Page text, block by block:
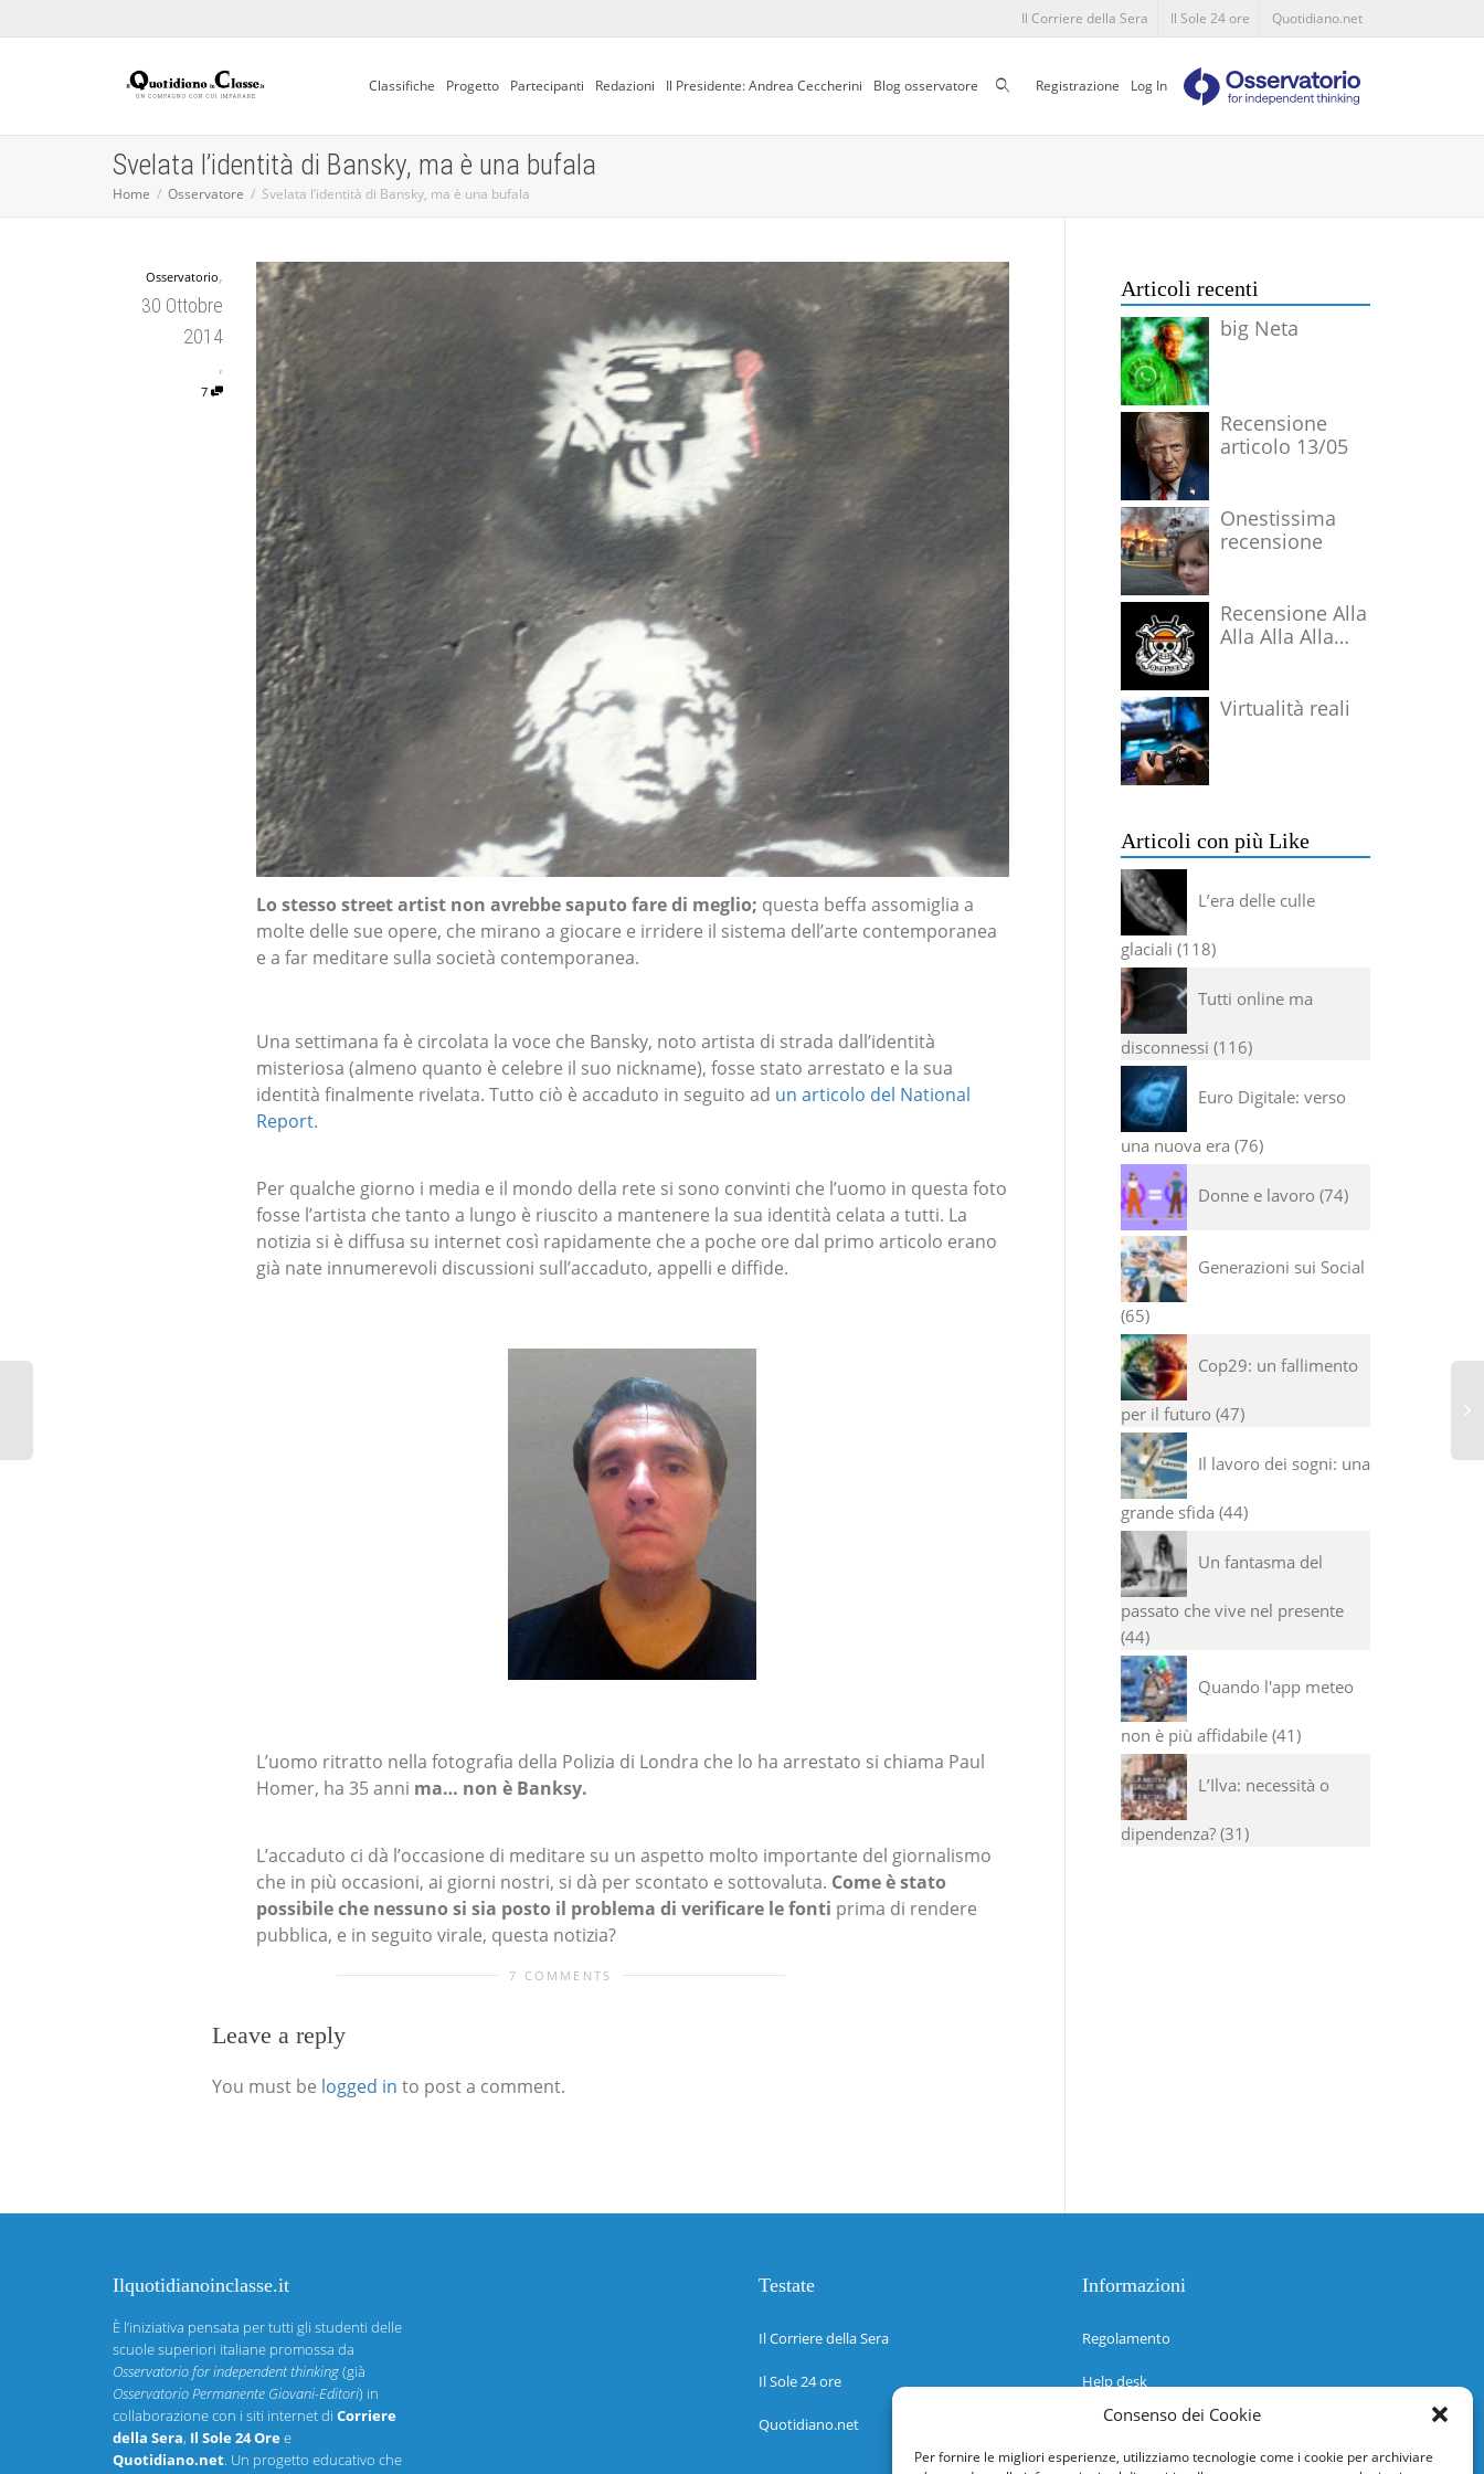
Consenso dei Cookie
Per fornire le migliori esperienze, utilizziamo tecnologie come i cookie per archiviare
Il Corriere della Sera Il Sole 24 ore Quotidiano.net
Classifiche Progetto Partecipanti Redazioni Il Presidente: Andrea Ceccherini Blog osservatore CercaRegistrazione Log In
Svelata l’identità di Bansky, ma è una bufala
Home Osservatore Svelata l’identità di Bansky, ma è una bufala
Osservatorio,
30 Ottobre
2014
,
7
Lo stesso street artist non avrebbe saputo fare di meglio; questa beffa assomiglia a
molte delle sue opere, che mirano a giocare e irridere il sistema dell’arte contemporanea
e a far meditare sulla società contemporanea.
Una settimana fa è circolata la voce che Bansky, noto artista di strada dall’identità
misteriosa (almeno quanto è celebre il suo nickname), fosse stato arrestato e la sua
identità finalmente rivelata. Tutto ciò è accaduto in seguito ad un articolo del National
Report.
Per qualche giorno i media e il mondo della rete si sono convinti che l’uomo in questa foto
fosse l’artista che tanto a lungo è riuscito a mantenere la sua identità celata a tutti. La
notizia si è diffusa su internet così rapidamente che a poche ore dal primo articolo erano
già nate innumerevoli discussioni sull’accaduto, appelli e diffide.
L’uomo ritratto nella fotografia della Polizia di Londra che lo ha arrestato si chiama Paul
Homer, ha 35 anni ma… non è Banksy.
L’accaduto ci dà l’occasione di meditare su un aspetto molto importante del giornalismo
che in più occasioni, ai giorni nostri, si dà per scontato e sottovaluta. Come è stato
possibile che nessuno si sia posto il problema di verificare le fonti prima di rendere
pubblica, e in seguito virale, questa notizia?
7 COMMENTS
Leave a reply
You must be logged in to post a comment.
Articoli recenti
big Neta
Recensione
articolo 13/05
Onestissima
recensione
Recensione Alla
Alla Alla Alla
Virtualità reali
Articoli con più Like
L’era delle culle
glaciali 118
Tutti online ma
disconnessi 116
Euro Digitale: verso
una nuova era 76
Donne e lavoro 74
Generazioni sui Social
65
Cop29: un fallimento
per il futuro 47
Il lavoro dei sogni: una
grande sfida 44
Un fantasma del
passato che vive nel presente
44
Quando l'app meteo
non è più affidabile 41
L’Ilva: necessità o
dipendenza? 31
Ilquotidianoinclasse.it
È l’iniziativa pensata per tutti gli studenti delle
scuole superiori italiane promossa da
Osservatorio for independent thinking(già
Osservatorio Permanente Giovani-Editori) in
collaborazione con i siti internet di Corriere
della Sera, Il Sole 24 Oree
Quotidiano.net. Un progetto educativo che
Testate
Il Corriere della Sera
Il Sole 24 ore
Quotidiano.net
Informazioni
Regolamento
Help desk
Guida rapida
Richiesta di inserimento nuova scuola